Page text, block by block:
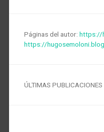
Páginas del autor: https://
https://
ÚLTIMAS PUBLICACIONES